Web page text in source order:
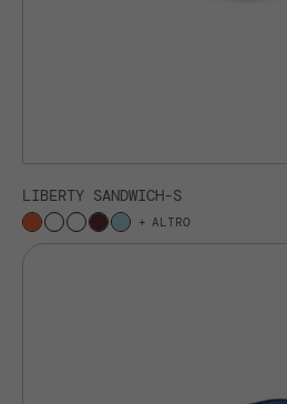
LIBERTY SANDWICH-S
ALTRO